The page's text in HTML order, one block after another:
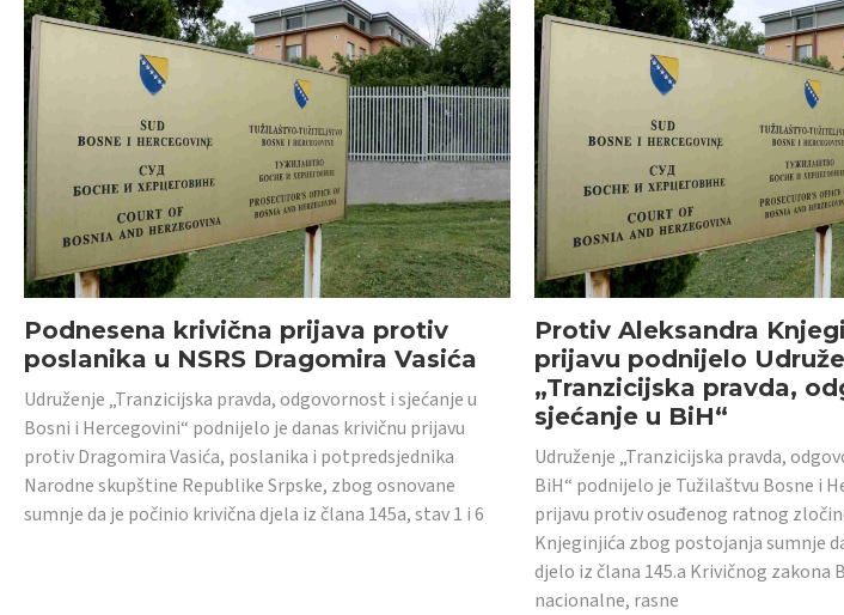
Podnesena krivična prijava protiv
poslanika u NSRS Dragomira Vasića
Udruženje „Tranzicijska pravda, odgovornost i sjećanje u
Bosni i Hercegovini“ podnijelo je danas krivičnu prijavu
protiv Dragomira Vasića, poslanika i potpredsjednika
Narodne skupštine Republike Srpske, zbog osnovane
sumnje da je počinio krivična djela iz člana 145a, stav 1 i 6
Protiv Aleksandra
prijavu podnijelo
„Tranzicijska pravda,
sjećanje u BiH“
Udruženje „Tranzicijska pravda,
BiH“ podnijelo je Tužilaštvu Bosne i
prijavu protiv osuđenog ratnog
Knjeginjića zbog postojanja sumnje
djelo iz člana 145.a Krivičnog zakona
nacionalne, rasne